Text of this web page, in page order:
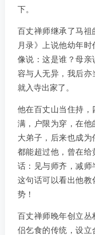
下。
百丈禅师继承了马祖
月录》上说他幼年
像说：这是谁？母亲
容与人无异，我后亦
就入寺出家了。
他在百丈山当住持，
满，户限为穿，在
大弟子，后来也成
都能超过他，曾在给
话：见与师齐，减师
这句话可以看出他
势！
百丈禅师晚年创立丛
侣乞食的传统，设立